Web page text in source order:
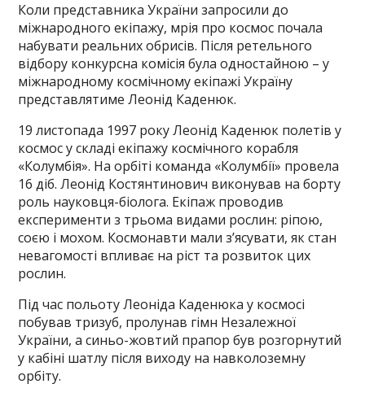
Коли представника України запросили до
міжнародного екіпажу, мрія про космос почала
набувати реальних обрисів. Після ретельного
відбору конкурсна комісія була одностайною – у
міжнародному космічному екіпажі Україну
представлятиме Леонід Каденюк.
19 листопада 1997 року Леонід Каденюк полетів у
космос у складі екіпажу космічного корабля
«Колумбія». На орбіті команда «Колумбії» провела
16 діб. Леонід Костянтинович виконував на борту
роль науковця-біолога. Екіпаж проводив
експерименти з трьома видами рослин: ріпою,
соєю і мохом. Космонавти мали з’ясувати, як стан
невагомості впливає на ріст та розвиток цих
рослин.
Під час польоту Леоніда Каденюка у космосі
побував тризуб, пролунав гімн Незалежної
України, а синьо-жовтий прапор був розгорнутий
у кабіні шатлу після виходу на навколоземну
орбіту.